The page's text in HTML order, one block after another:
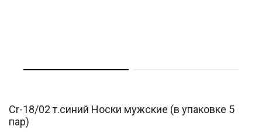
Cr-18/02 т.синий Носки мужские (в упаковке 5
пар)